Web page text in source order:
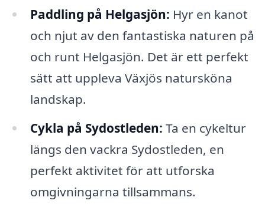
Paddling på Helgasjön: Hyr en kanot
och njut av den fantastiska naturen på
och runt Helgasjön. Det är ett perfekt
sätt att uppleva Växjös natursköna
landskap.
Cykla på Sydostleden: Ta en cykeltur
längs den vackra Sydostleden, en
perfekt aktivitet för att utforska
omgivningarna tillsammans.